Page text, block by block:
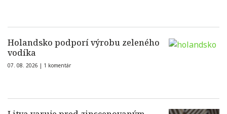
Holandsko podporí výrobu zeleného
vodíka
07. 08. 2026 | 1 komentár